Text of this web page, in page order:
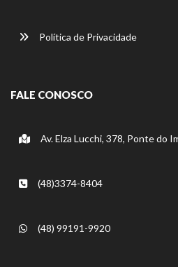
Política de Privacidade
FALE CONOSCO
Av. Elza Lucchi, 378, Ponte do
(48)3374-8404
(48) 99191-9920